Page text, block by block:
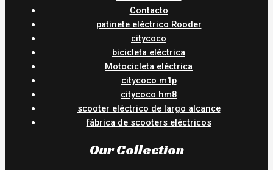
Contacto
patinete eléctrico Rooder
citycoco
bicicleta eléctrica
Motocicleta eléctrica
citycoco m1p
citycoco hm8
scooter eléctrico de largo alcance
fábrica de scooters eléctricos
Our Collection